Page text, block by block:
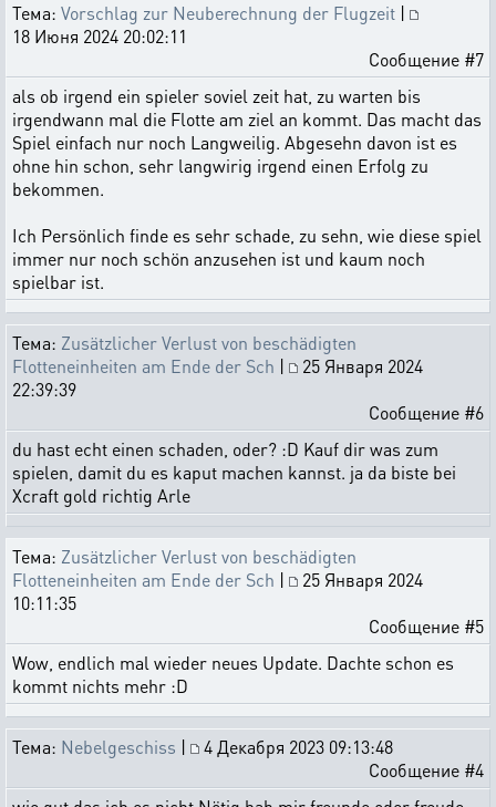
Тема: Vorschlag zur Neuberechnung der Flugzeit |
18 Июня 2024 20:02:11
Сообщение #7
als ob irgend ein spieler soviel zeit hat, zu warten bis
irgendwann mal die Flotte am ziel an kommt. Das macht das
Spiel einfach nur noch Langweilig. Abgesehn davon ist es
ohne hin schon, sehr langwirig irgend einen Erfolg zu
bekommen.
Ich Persönlich finde es sehr schade, zu sehn, wie diese spiel
immer nur noch schön anzusehen ist und kaum noch
spielbar ist.
Тема: Zusätzlicher Verlust von beschädigten
Flotteneinheiten am Ende der Sch |
25 Января 2024
22:39:39
Сообщение #6
du hast echt einen schaden, oder? :D Kauf dir was zum
spielen, damit du es kaput machen kannst. ja da biste bei
Xcraft gold richtig Arle
Тема: Zusätzlicher Verlust von beschädigten
Flotteneinheiten am Ende der Sch |
25 Января 2024
10:11:35
Сообщение #5
Wow, endlich mal wieder neues Update. Dachte schon es
kommt nichts mehr :D
Тема: Nebelgeschiss |
4 Декабря 2023 09:13:48
Сообщение #4